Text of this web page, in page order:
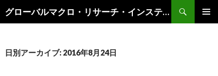
グローバルマクロ・リサーチ・インスティテュート
索
ン
日別アーカイブ: 2016年8月24日